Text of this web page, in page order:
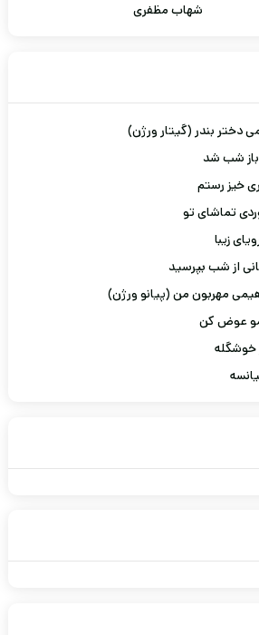
شهاب مظفری
دختر بندر (گیتار ورژن)
باز شب شد
خیز رستم
تماشای تو
زیبا
از شب بپرسید
مهربون من (پیانو ورژن)
عوض کن
خوشگله